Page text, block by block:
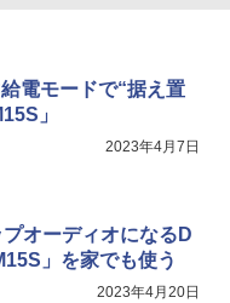
電モードで“据え置
」
2023年4月7日
オーディオになるD
」を家でも使う
2023年4月20日